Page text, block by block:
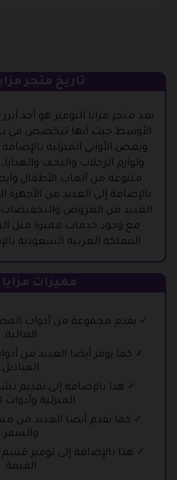
تاريخ متجر
يعد متجر مزايا التوفير هو أحد
الأوسط حيث أنها تتخصص في
وبعض الأواني المنزلية
ولوازم الرحلات والتحف
متنوعة من ألعاب الأطفال
بالإضافة إلى العديد من الأجهزة
العديد من العروض والتخفيضات
مع وجود خدمات مميزة مثل
المملكة العربية السعودية
مميزات مزايا
يقدم مجموعة من أدوات
العالية.
كما يوفر أيضا العديد من
المناديل.
هذا بالإضافة إلى تقديم
المنزلية
كما يقدم أيضا العديد من
والسفر.
هذا بالإضافة إلى توفير
القيمة.